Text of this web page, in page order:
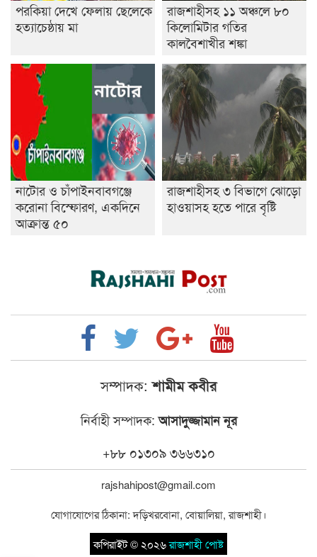
পরকিয়া দেখে ফেলায় ছেলেকে
হত্যাচেষ্ঠায় মা
রাজশাহীসহ ১১ অঞ্চলে ৮০
কিলোমিটার গতির
কালবৈশাখীর শঙ্কা
নাটোর ও চাঁপাইনবাবগঞ্জে
করোনা বিস্ফোরণ, একদিনে
আক্রান্ত ৫০
রাজশাহীসহ ৩ বিভাগে ঝোড়ো
হাওয়াসহ হতে পারে বৃষ্টি
সম্পাদক: শামীম কবীর
নির্বাহী সম্পাদক:আসাদুজ্জামান নূর
+৮৮ ০১৩০৯ ৩৬৬৩১০
rajshahipost@gmail.com
যোগাযোগের ঠিকানা: দড়িখরবোনা, বোয়ালিয়া, রাজশাহী।
কপিরাইট © ২০২৬রাজশাহী পোষ্ট